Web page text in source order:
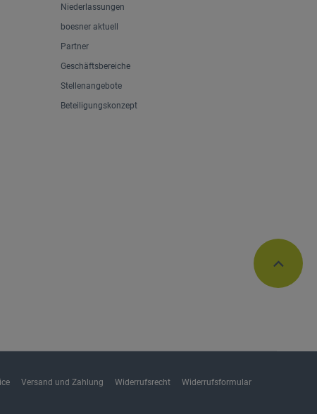
Niederlassungen
boesner aktuell
Partner
Geschäftsbereiche
Stellenangebote
Beteiligungskonzept
Versand und Zahlung Widerrufsrecht Widerrufsformular